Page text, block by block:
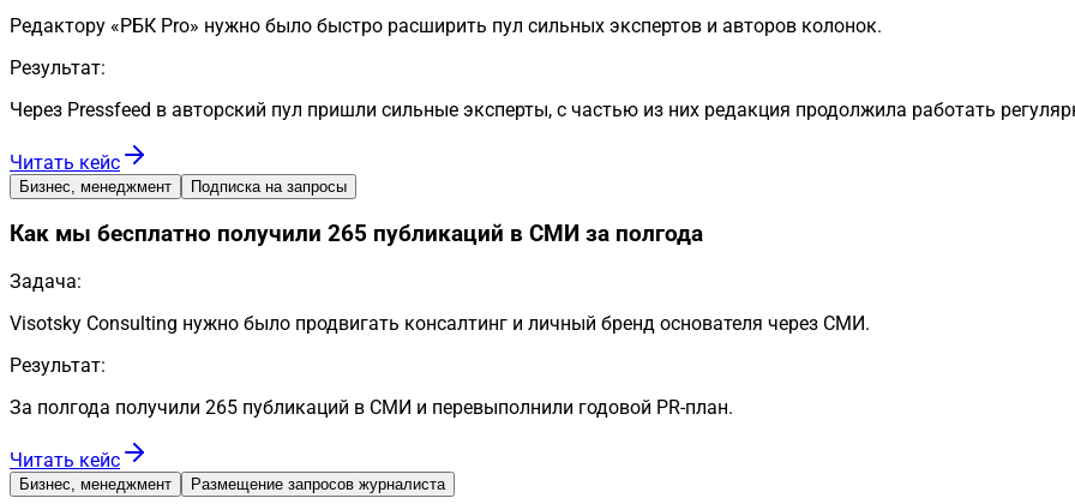
Редактору «РБК Pro» нужно было быстро расширить пул сильных экспертов и авторов колонок.
Результат:
Через Pressfeed в авторский пул пришли сильные эксперты, с частью из них редакция продолжила работать
Читать кейс
Бизнес, менеджмент Подписка на запросы
Как мы бесплатно получили 265 публикаций в СМИ за полгода
Задача:
Visotsky Consulting нужно было продвигать консалтинг и личный бренд основателя через СМИ.
Результат:
За полгода получили 265 публикаций в СМИ и перевыполнили годовой PR-план.
Читать кейс
Бизнес, менеджмент Размещение запросов журналиста